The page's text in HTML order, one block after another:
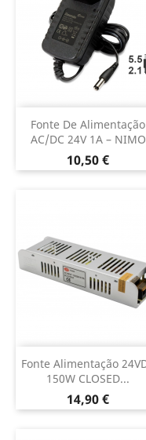
Fonte De Alimentação
AC/DC 24V 1A – NIMO
Preço
10,50 €
Fonte Alimentação
150W CLOSED...
Preço
14,90 €